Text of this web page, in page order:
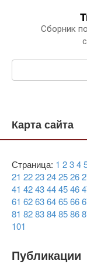
Сборник
Карта сайта
Страница: 1 234
21 2223242526
41 4243444546
61 6263646566
81 8283848586
101
Публикации